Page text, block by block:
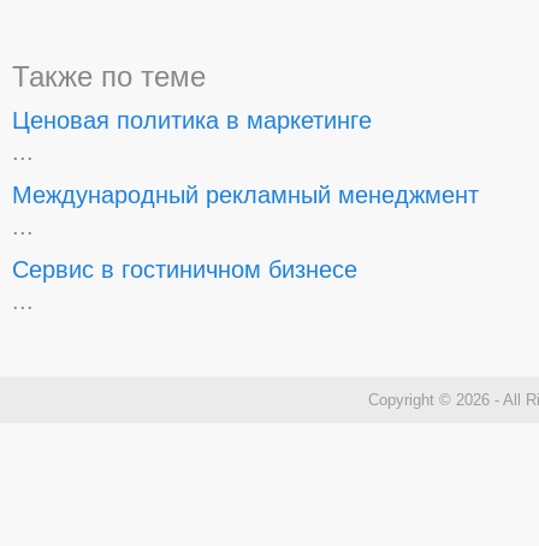
Также по теме
Ценовая политика в маркетинге
...
Международный рекламный менеджмент
...
Сервис в гостиничном бизнесе
...
Copyright © 2026 - All